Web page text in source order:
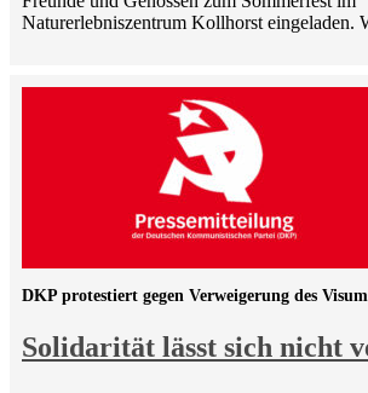
Naturerlebniszentrum Kollhorst eingeladen.
Solidarität lässt sich nicht
DKP protestiert gegen Verweigerung des